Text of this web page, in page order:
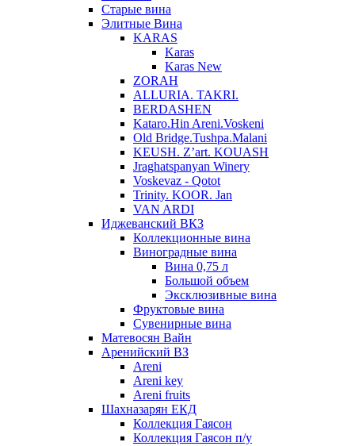
Старые вина
Элитные Вина
KARAS
Karas
Karas New
ZORAH
ALLURIA. TAKRI.
BERDASHEN
Kataro.Hin Areni.Voskeni
Old Bridge.Tushpa.Malani
KEUSH. Z’art. KOUASH
Jraghatspanyan Winery
Voskevaz - Qotot
Trinity. KOOR. Jan
VAN ARDI
Иджеванский ВКЗ
Коллекционные вина
Виноградные вина
Вина 0,75 л
Большой объем
Эксклюзивные вина
Фруктовые вина
Cувенирные вина
Матевосян Вайн
Аренийский ВЗ
Areni
Areni key
Areni fruits
Шахназарян ЕКД
Коллекция Гаясон
Коллекция Гаясон п/у